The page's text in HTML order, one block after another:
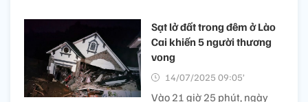
Sạt lở đất trong đêm ở Lào
Cai khiến 5 người thương
vong
14/07/2025 09:05’
Vào 21 giờ 25 phút, ngày